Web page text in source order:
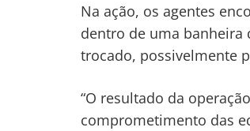
Na ação, os agentes
dentro de uma banheira
trocado, possivelmente
“O resultado da
comprometimento das